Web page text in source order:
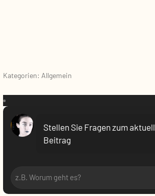
Kategorien: Allgemein
VR:
Stellen Sie Fragen zum
Beitrag